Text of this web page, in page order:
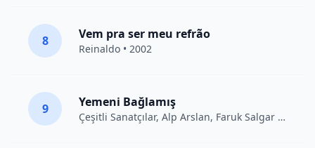
8 Vem pra ser meu refrão
Reinaldo • 2002
9 Yemeni Bağlamış
Çeşitli Sanatçılar, Alp Arslan, Faruk Salgar • 2012